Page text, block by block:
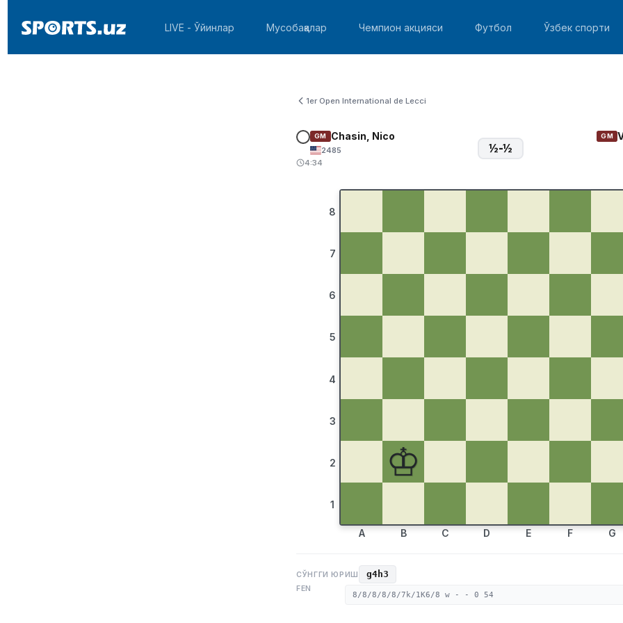
LIVE - Ўйинлар Мусобақалар Чемпион акцияси Футбол Ўзбек спорти
1er Open International de Lecci
GM Chasin, Nico
2485
4:34
½-½
GM
8
7
6
5
4
3
2
1
♔
A B C D E F G
СЎНГГИ ЮРИШ g4h3
FEN
8/8/8/8/8/7k/1K6/8 w - - 0 54